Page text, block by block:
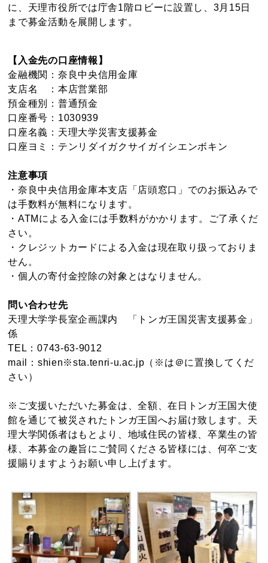
に、天理市役所では庁舎1階ロビーに設置し、3月15日
まで募金活動を展開します。
【入金先の口座情報】
金融機関：奈良中央信用金庫
支店名 ：本店営業部
預金種別：普通預金
口座番号：1030939
口座名義：天理大学災害支援募金
口座ヨミ：テンリダイガクサイガイシエンボキン
注意事項
・奈良中央信用金庫本支店「店頭窓口」でのお振込みで
は手数料が無料になります。
・ATMによる入金には手数料がかかります。ご了承くだ
さい。
・クレジットカードによる入金は現在取り扱っておりま
せん。
・個人の寄付金控除の対象とはなりません。
問い合わせ先
天理大学学長室企画課内 「トンガ王国災害支援募金」
係
TEL：0743-63-9012
mail：shien※sta.tenri-u.ac.jp（※は＠に置換してくだ
さい）
※ご支援いただいた募金は、全額、在日トンガ王国大使
館を通じて被災されたトンガ王国へお届け致します。天
理大学関係者はもとより、地域住民の皆様、卒業生の皆
様、本募金の趣旨にご賛同くださる皆様には、何卒ご支
援賜りますようお願い申し上げます。